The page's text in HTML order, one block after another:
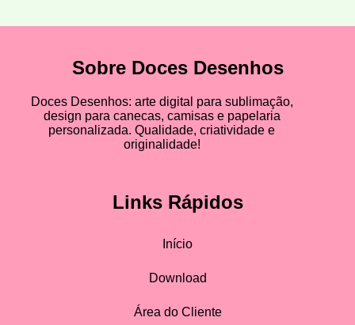
Sobre Doces Desenhos
Doces Desenhos: arte digital para sublimação,
design para canecas, camisas e papelaria
personalizada. Qualidade, criatividade e
originalidade!
Links Rápidos
Início
Download
Área do Cliente